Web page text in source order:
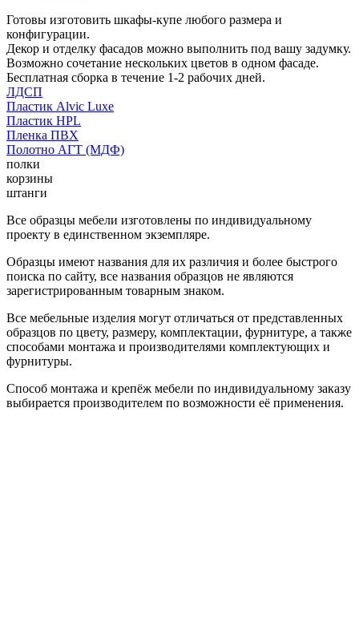
Готовы изготовить шкафы-купе любого размера и
конфигурации.
Декор и отделку фасадов можно выполнить под вашу задумку.
Возможно сочетание нескольких цветов в одном фасаде.
Бесплатная сборка в течение 1-2 рабочих дней.
ЛДСП
Пластик Alvic Luxe
Пластик HPL
Пленка ПВХ
Полотно АГТ (МДФ)
полки
корзины
штанги
Все образцы мебели изготовлены по индивидуальному
проекту в единственном экземпляре.
Образцы имеют названия для их различия и более быстрого
поиска по сайту, все названия образцов не являются
зарегистрированным товарным знаком.
Все мебельные изделия могут отличаться от представленных
образцов по цвету, размеру, комплектации, фурнитуре, а также
способами монтажа и производителями комплектующих и
фурнитуры.
Способ монтажа и крепёж мебели по индивидуальному заказу
выбирается производителем по возможности её применения.